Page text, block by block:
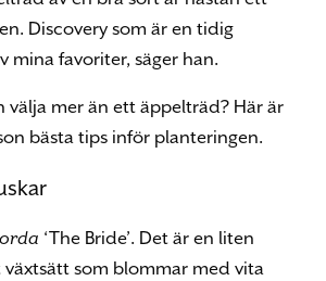
Discovery som är en tidig
mina favoriter, säger han.
välja mer än ett äppelträd? Här är
bästa tips inför planteringen.
‘The Bride’. Det är en liten
växtsätt som blommar med vita